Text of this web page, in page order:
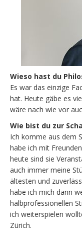
Wieso hast du
Es war das einzige
hat. Heute gäbe es
wäre nach wie vor
Wie bist du zur
Ich komme aus dem
habe ich mit
heute sind sie
auch immer meine
ältesten und
habe ich mich dann
halbprofessionellen
ich weiterspielen
Zürich.